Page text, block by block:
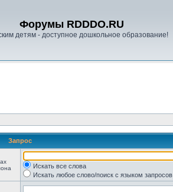
Форумы RDDDO.RU
детям - доступное дошкольное образование!
Запрос
Искать все слова
Искать любое слово/поиск с языком запросов